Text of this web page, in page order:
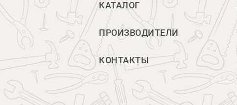
КАТАЛОГ
ПРОИЗВОДИТЕЛИ
КОНТАКТЫ